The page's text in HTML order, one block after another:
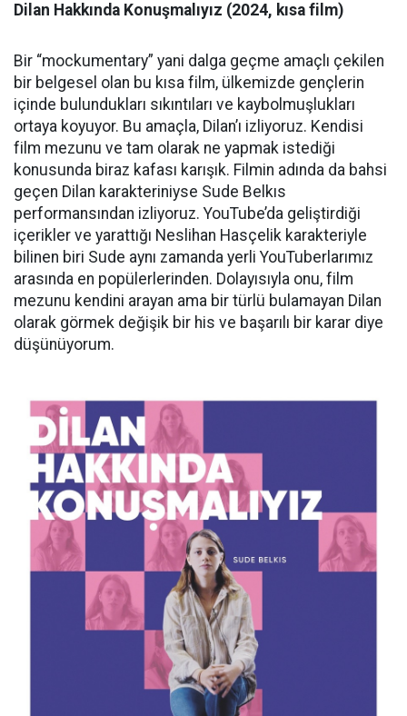
Dilan Hakkında Konuşmalıyız (2024, kısa film)
Bir “mockumentary” yani dalga geçme amaçlı çekilen
bir belgesel olan bu kısa film, ülkemizde gençlerin
içinde bulundukları sıkıntıları ve kaybolmuşlukları
ortaya koyuyor. Bu amaçla, Dilan’ı izliyoruz. Kendisi
film mezunu ve tam olarak ne yapmak istediği
konusunda biraz kafası karışık. Filmin adında da bahsi
geçen Dilan karakteriniyse Sude Belkıs
performansından izliyoruz. YouTube’da geliştirdiği
içerikler ve yarattığı Neslihan Hasçelik karakteriyle
bilinen biri Sude aynı zamanda yerli YouTuberlarımız
arasında en popülerlerinden. Dolayısıyla onu, film
mezunu kendini arayan ama bir türlü bulamayan Dilan
olarak görmek değişik bir his ve başarılı bir karar diye
düşünüyorum.